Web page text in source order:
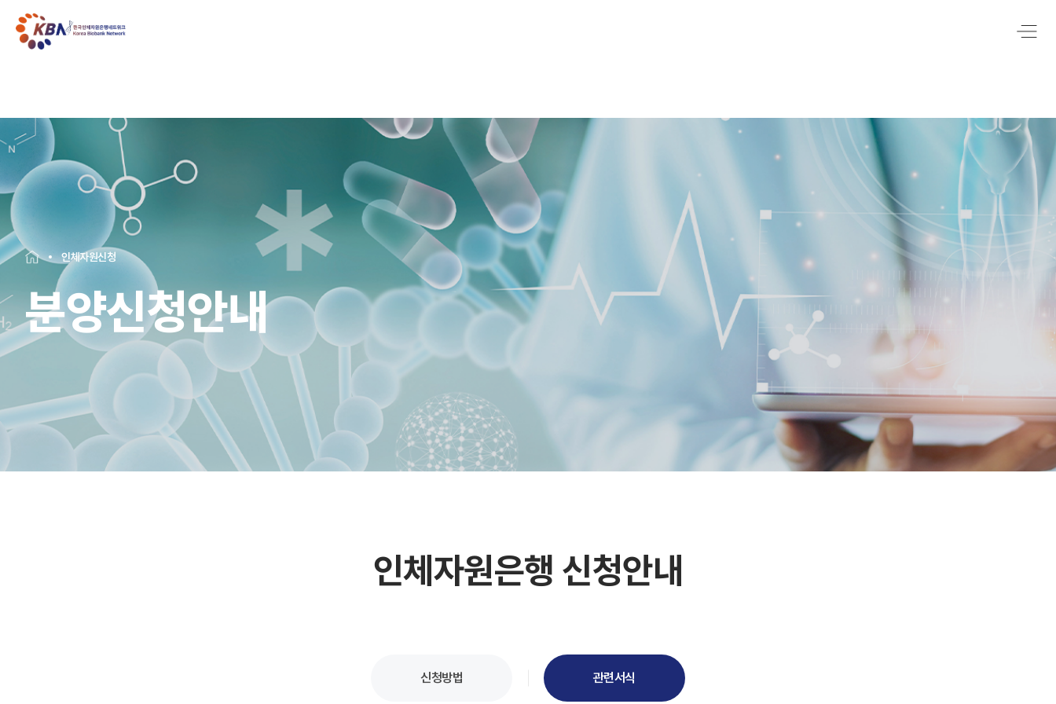
인체자원신청
분양신청안내
인체자원은행 신청안내
신청방법 관련서식